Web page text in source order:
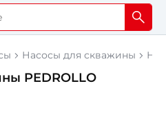
Насосы для скважины
PEDROLLO